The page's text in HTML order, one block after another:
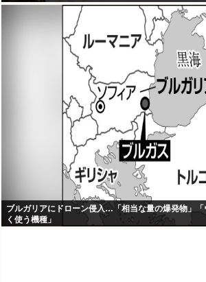
ブルガリアにドローン侵入…「相当な量の爆発物」「
く使う機種」